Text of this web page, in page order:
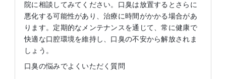
院に相談してみてください。口臭は放置するとさらに
悪化する可能性があり、治療に時間がかかる場合があ
ります。定期的なメンテナンスを通じて、常に健康で
快適な口腔環境を維持し、口臭の不安から解放されま
しょう。
口臭の悩みでよくいただく質問